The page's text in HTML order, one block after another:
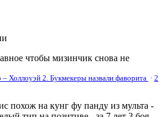
чтобы мизинчик снова не
Холлоуэй 2. Букмекеры назвали фаворита · 2
похож на кунг фу панду из мульта -